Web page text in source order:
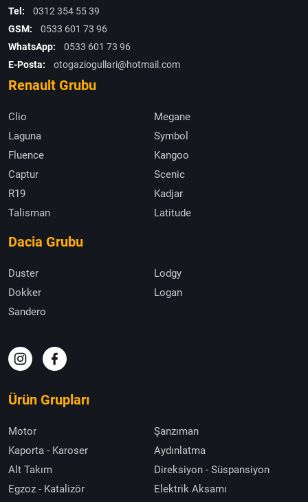
Tel:
0312 354 55 39
GSM:
0533 601 73 96
WhatsApp:
0533 601 73 96
E-Posta:
otogaziogullari@hotmail.com
Renault Grubu
Clio
Megane
Laguna
Symbol
Fluence
Kangoo
Captur
Scenic
R19
Kadjar
Talisman
Latitude
Dacia Grubu
Duster
Lodgy
Dokker
Logan
Sandero
Ürün Grupları
Motor
Şanzıman
Kaporta - Karoser
Aydınlatma
Alt Takım
Direksiyon - Süspansiyon
Egzoz - Katalizör
Elektrik Aksamı